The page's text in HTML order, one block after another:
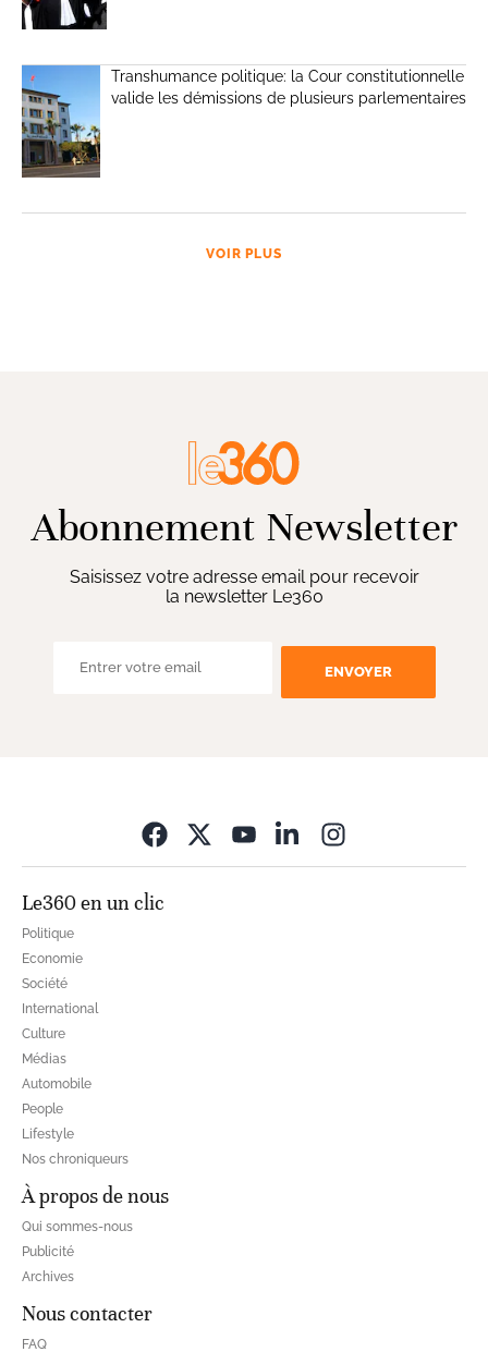
Transhumance politique: la Cour constitutionnelle
valide les démissions de plusieurs parlementaires
VOIR PLUS
Abonnement Newsletter
Saisissez votre adresse email pour recevoir
la newsletter Le360
ENVOYER
Le360 en un clic
Politique
Economie
Société
International
Culture
Médias
Automobile
People
Lifestyle
Nos chroniqueurs
À propos de nous
Qui sommes-nous
Publicité
Archives
Nous contacter
FAQ